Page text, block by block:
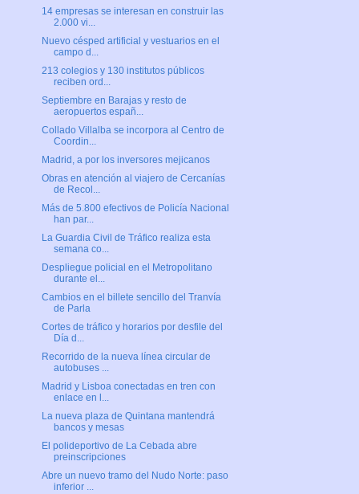
14 empresas se interesan en construir las
2.000 vi...
Nuevo césped artificial y vestuarios en el
campo d...
213 colegios y 130 institutos públicos
reciben ord...
Septiembre en Barajas y resto de
aeropuertos españ...
Collado Villalba se incorpora al Centro de
Coordin...
Madrid, a por los inversores mejicanos
Obras en atención al viajero de Cercanías
de Recol...
Más de 5.800 efectivos de Policía Nacional
han par...
La Guardia Civil de Tráfico realiza esta
semana co...
Despliegue policial en el Metropolitano
durante el...
Cambios en el billete sencillo del Tranvía
de Parla
Cortes de tráfico y horarios por desfile del
Día d...
Recorrido de la nueva línea circular de
autobuses ...
Madrid y Lisboa conectadas en tren con
enlace en l...
La nueva plaza de Quintana mantendrá
bancos y mesas
El polideportivo de La Cebada abre
preinscripciones
Abre un nuevo tramo del Nudo Norte: paso
inferior ...